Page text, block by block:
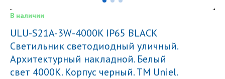
В наличии
ULU-S21A-3W-4000K IP65 BLACK
Светильник светодиодный уличный.
Архитектурный накладной. Белый
свет 4000K. Корпус черный. TM Uniel.